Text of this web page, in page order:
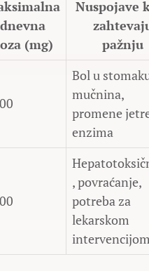
dnevna
(mg)
Nuspojave
pažnju
Bol u
mučnina,
promene
enzima
, povraćanje,
potreba za
lekarskom